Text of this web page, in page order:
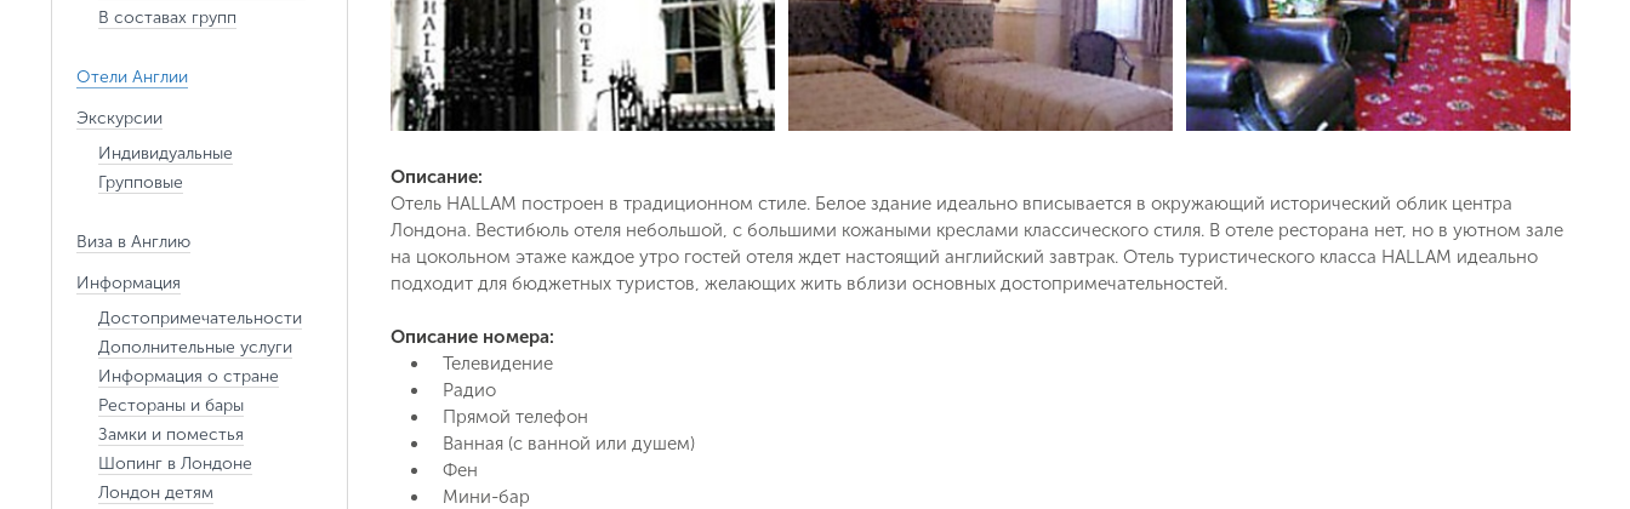
Поймайте выгодную цену!
В составах групп
Отели Англии
Экскурсии
Индивидуальные
Групповые
Виза в Англию
Информация
Достопримечательности
Дополнительные услуги
Информация о стране
Рестораны и бары
Замки и поместья
Шопинг в Лондоне
Лондон детям
Описание:
Отель HALLAM построен в традиционном стиле. Белое здание идеально вписывается в окружающий исторический облик центра
Лондона. Вестибюль отеля небольшой, с большими кожаными креслами классического стиля. В отеле ресторана нет, но в уютном зале
на цокольном этаже каждое утро гостей отеля ждет настоящий английский завтрак. Отель туристического класса HALLAM идеально
подходит для бюджетных туристов, желающих жить вблизи основных достопримечательностей.
Описание номера:
Телевидение
Радио
Прямой телефон
Ванная (с ванной или душем)
Фен
Мини-бар